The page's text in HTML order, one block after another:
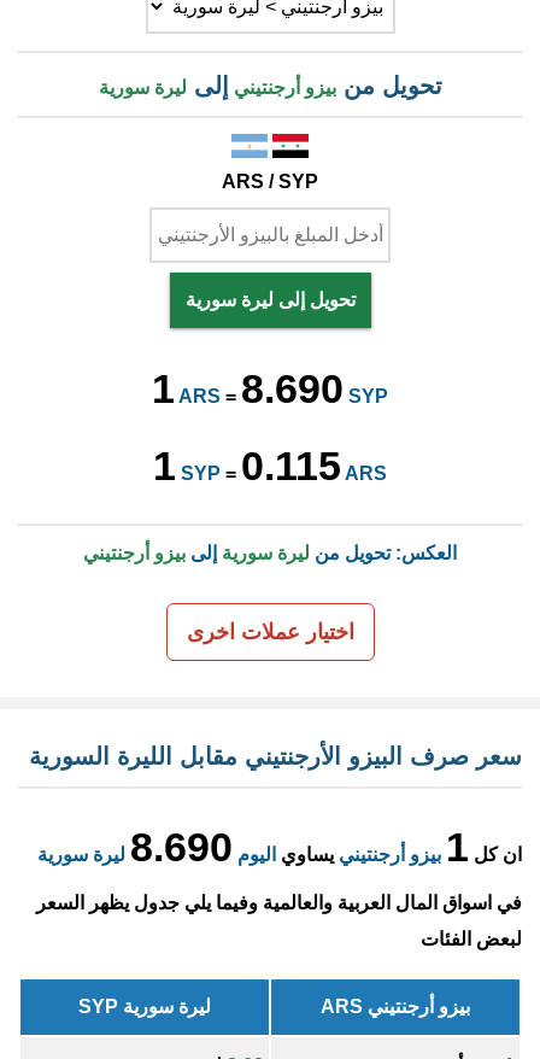
تحويل منبيزو أرجنتيني إلى ليرة سورية
ARS / SYP
تحويل إلى ليرة سورية
1 ARS = 8.690 SYP
1 SYP = 0.115 ARS
العكس: تحويل من ليرة سورية إلى بيزو أرجنتيني
اختيار عملات اخرى
سعر صرف البيزو الأرجنتيني مقابل الليرة السورية
ان كل 1 بيزو أرجنتيني يساوي اليوم 8.690 ليرة سورية
في اسواق المال العربية والعالمية وفيما يلي جدول يظهر السعر
لبعض الفئات
بيزو أرجنتيني ARS ليرة سورية SYP